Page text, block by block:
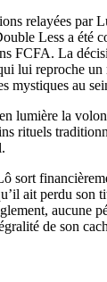
relayées par
Less a été
FCFA. La
lui reproche
mystiques au
lumière la
rituels
sort
ait perdu son
aucune
de son